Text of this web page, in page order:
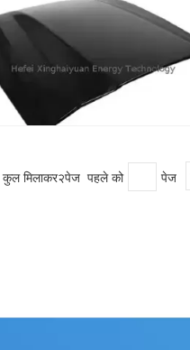
कुल मिलाकर२पेज पहले को पेज